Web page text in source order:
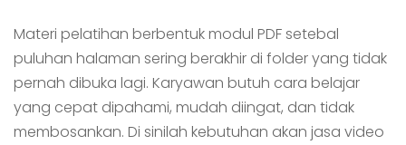
Materi pelatihan berbentuk modul PDF setebal
puluhan halaman sering berakhir di folder yang tidak
pernah dibuka lagi. Karyawan butuh cara belajar
yang cepat dipahami, mudah diingat, dan tidak
membosankan. Di sinilah kebutuhan akan jasa video